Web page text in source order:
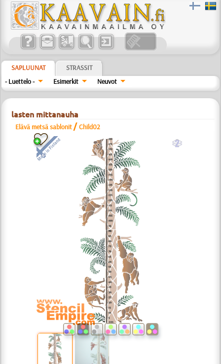
SAPLUUNAT
STRASSIT
- Luettelo -
Esimerkit Neuvot
lasten mittanauha
Elävä metsä sablonit /Child02
b